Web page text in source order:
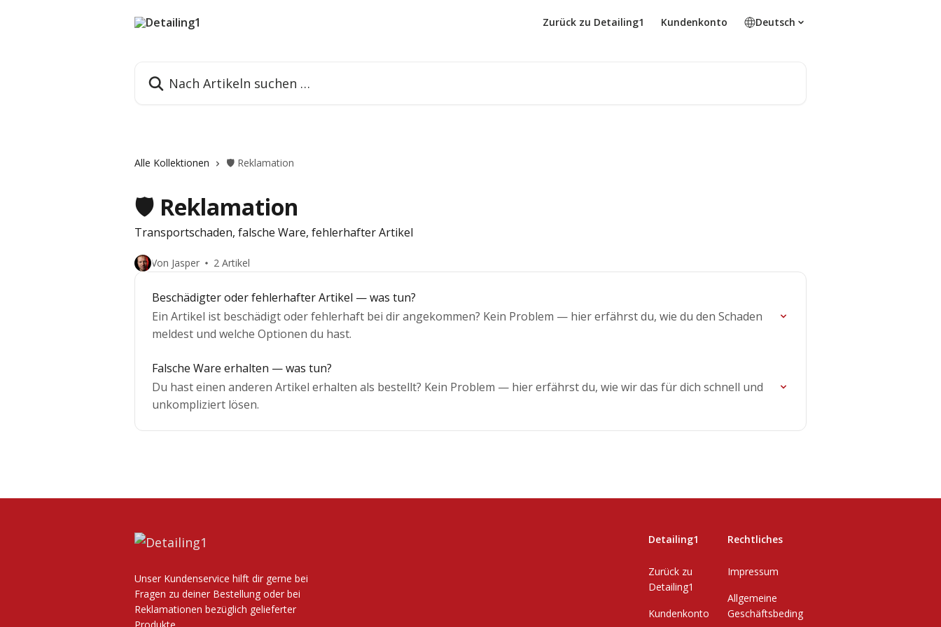
Zurück zu Detailing1 Kundenkonto Deutsch
Alle Kollektionen 🛡️ Reklamation
🛡️ Reklamation
Transportschaden, falsche Ware, fehlerhafter Artikel
Von Jasper 2 Artikel
Beschädigter oder fehlerhafter Artikel — was tun?
Ein Artikel ist beschädigt oder fehlerhaft bei dir angekommen? Kein Problem — hier erfährst du, wie du den Schaden
meldest und welche Optionen du hast.
Falsche Ware erhalten — was tun?
Du hast einen anderen Artikel erhalten als bestellt? Kein Problem — hier erfährst du, wie wir das für dich schnell und
unkompliziert lösen.
Unser Kundenservice hilft dir gerne bei
Fragen zu deiner Bestellung oder bei
Reklamationen bezüglich gelieferter
Produkte.
Detailing1
Zurück zu
Detailing1
Kundenkonto
Rechtliches
Impressum
Allgemeine
Geschäftsbeding